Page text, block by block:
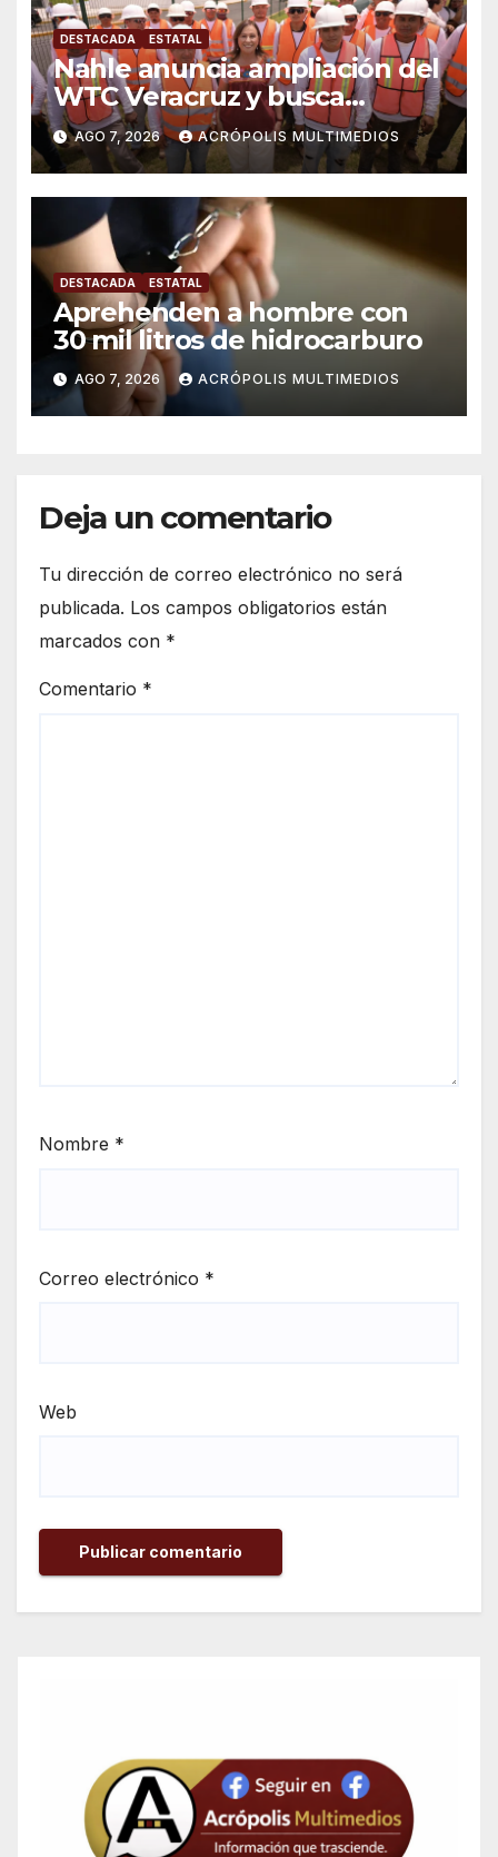
DESTACADA ESTATAL
Nahle anuncia ampliación del
WTC Veracruz y busca
solución para ingenio en crisis
AGO 7, 2026 ACRÓPOLIS MULTIMEDIOS
DESTACADA ESTATAL
Aprehenden a hombre con
30 mil litros de hidrocarburo
AGO 7, 2026 ACRÓPOLIS MULTIMEDIOS
Deja un comentario
Tu dirección de correo electrónico no será
publicada. Los campos obligatorios están
marcados con *
Comentario *
Nombre *
Correo electrónico *
Web